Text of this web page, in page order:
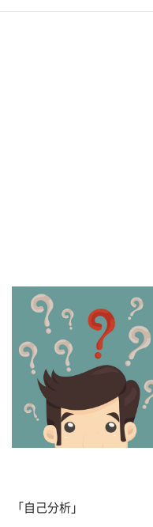
「自己分析」